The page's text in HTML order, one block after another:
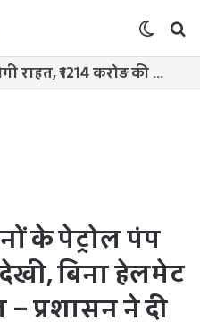
Switch
skin
15 अगस्त को अंधेरे से मिलेगी आजादी, चीन सीमा से 35 KM दूर बसे भारतीय गांवों में पहुंचेगी बिजली
के पेट्रोल पंप
बिना हेलमेट
– प्रशासन ने दी